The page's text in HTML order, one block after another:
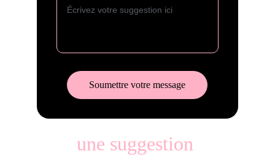
Soumettre votre message
une suggestion